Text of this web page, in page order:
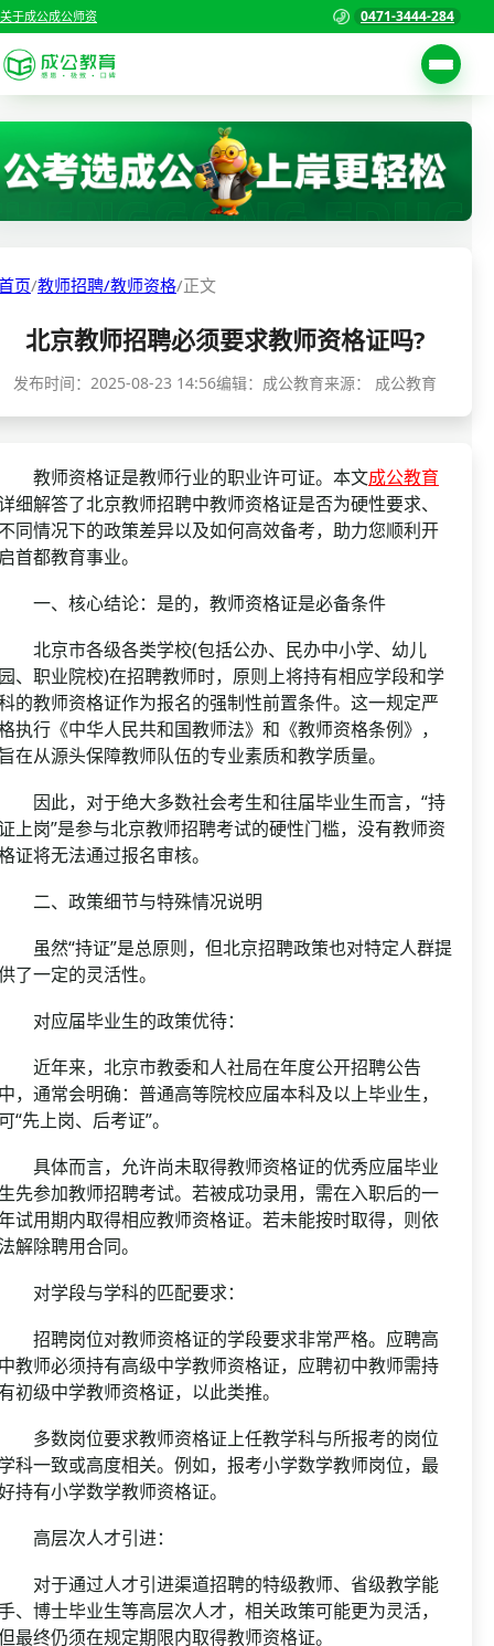
关于成公成公师资 0471-3444-284
考试公告
职位表
准考证打印
考试政策
成绩查询
资格复审
面试补录
历年真题
公务员课程
首页
国家公务员考试
警察/辅警考试
教师资格/教师编制
国企/银行考试
页/教师招聘/教师资格/正文
北京教师招聘必须要求教师资格证吗?
发布时间： 2025-08-23 14:56编辑：成公教育来源： 成公教育
师资格证是教师行业的职业许可证。本文成公教育
细解答了北京教师招聘中教师资格证是否为硬性要求、
同情况下的政策差异以及如何高效备考，助力您顺利开
首都教育事业。
、核心结论：是的，教师资格证是必备条件
京市各级各类学校(包括公办、民办中小学、幼儿
、职业院校)在招聘教师时，原则上将持有相应学段和学
的教师资格证作为报名的强制性前置条件。这一规定严
执行《中华人民共和国教师法》和《教师资格条例》，
在从源头保障教师队伍的专业素质和教学质量。
此，对于绝大多数社会考生和往届毕业生而言，“持
上岗”是参与北京教师招聘考试的硬性门槛，没有教师资
证将无法通过报名审核。
、政策细节与特殊情况说明
然“持证”是总原则，但北京招聘政策也对特定人群提
了一定的灵活性。
应届毕业生的政策优待：
年来，北京市教委和人社局在年度公开招聘公告
，通常会明确：普通高等院校应届本科及以上毕业生，
“先上岗、后考证”。
体而言，允许尚未取得教师资格证的优秀应届毕业
先参加教师招聘考试。若被成功录用，需在入职后的一
试用期内取得相应教师资格证。若未能按时取得，则依
解除聘用合同。
学段与学科的匹配要求：
聘岗位对教师资格证的学段要求非常严格。应聘高
教师必须持有高级中学教师资格证，应聘初中教师需持
初级中学教师资格证，以此类推。
数岗位要求教师资格证上任教学科与所报考的岗位
科一致或高度相关。例如，报考小学数学教师岗位，最
持有小学数学教师资格证。
层次人才引进：
于通过人才引进渠道招聘的特级教师、省级教学能
、博士毕业生等高层次人才，相关政策可能更为灵活，
最终仍须在规定期限内取得教师资格证。